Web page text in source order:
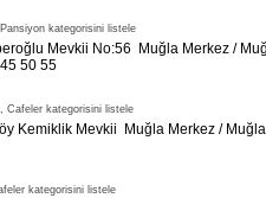
kategorisini listele
Mevkii No:56 Muğla Merkez /
50 55
Cafeler kategorisini listele
Kemiklik Mevkii Muğla Merkez / Muğla
kategorisini listele